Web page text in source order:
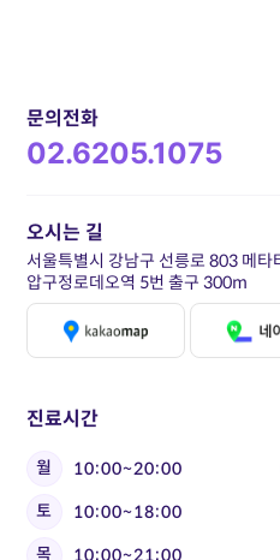
문의전화
02.6205.1075
진료시간
월 10:00~20:00
토
10:00~18:00
목
10:00~21:00
오시는 길
서울특별시 강남구 선릉로 803 메타
압구정로데오역 5번 출구 300m